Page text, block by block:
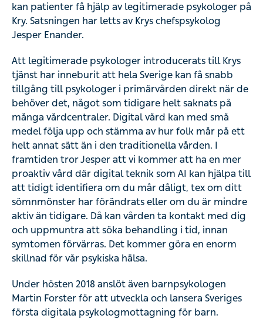
kan patienter få hjälp av legitimerade psykologer på
Kry. Satsningen har letts av Krys chefspsykolog
Jesper Enander.
Att legitimerade psykologer introducerats till Krys
tjänst har inneburit att hela Sverige kan få snabb
tillgång till psykologer i primärvården direkt när de
behöver det, något som tidigare helt saknats på
många vårdcentraler. Digital vård kan med små
medel följa upp och stämma av hur folk mår på ett
helt annat sätt än i den traditionella vården. I
framtiden tror Jesper att vi kommer att ha en mer
proaktiv vård där digital teknik som AI kan hjälpa till
att tidigt identifiera om du mår dåligt, tex om ditt
sömnmönster har förändrats eller om du är mindre
aktiv än tidigare. Då kan vården ta kontakt med dig
och uppmuntra att söka behandling i tid, innan
symtomen förvärras. Det kommer göra en enorm
skillnad för vår psykiska hälsa.
Under hösten 2018 anslöt även barnpsykologen
Martin Forster för att utveckla och lansera Sveriges
första digitala psykologmottagning för barn.